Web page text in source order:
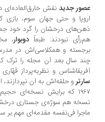
جدیدنقش خارق‌العاده‌ای در
و حتی جهان سوم، بازی کرده
درخشان را گرد خود جمع
نبودند: طبعاً دوبوار ، مخالف
و همکلاسی‌اش در مدرسه‌ی
سال بعد آن مجله را ترک کرد)،
و نظریه‌پرداز قهّاری
و حلقه‌اش به آن نپردازند،
۱۹۶۷ که برایش نسخه‌ای حجیم از
هم سوژه‌ی جستاری درخشان به
فی‌نفسه مقدمه‌ای مهم بر سفرم